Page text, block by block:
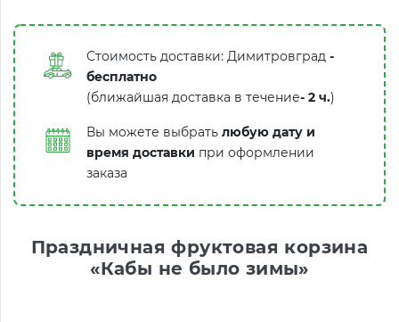
Стоимость доставки: Димитровград -
бесплатно
(ближайшая доставка в течение- 2 ч.)
Вы можете выбрать любую дату и
время доставки при оформлении
заказа
Праздничная фруктовая корзина
«Кабы не было зимы»